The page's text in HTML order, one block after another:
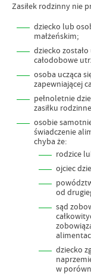
Zasiłek rodzinny nie
dziecko lub
małżeńskim;
dziecko
całodobowe
osoba ucząca
zapewniającej
pełnoletnie
zasiłku
osobie
świadczenie
chyba że:
rodzice
ojciec
od
sąd
dziecko
w